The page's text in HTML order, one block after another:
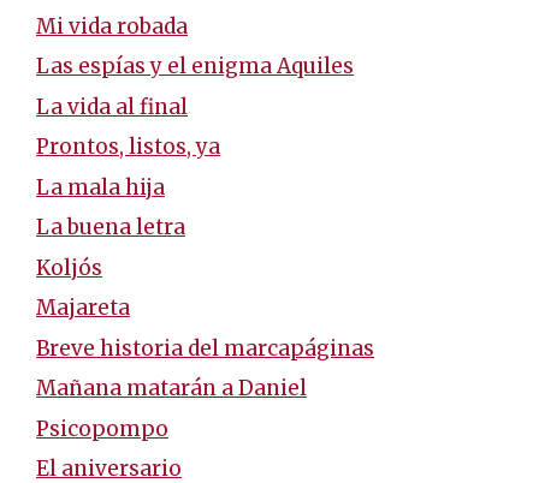
Mi vida robada
Las espías y el enigma Aquiles
La vida al final
Prontos, listos, ya
La mala hija
La buena letra
Koljós
Majareta
Breve historia del marcapáginas
Mañana matarán a Daniel
Psicopompo
El aniversario